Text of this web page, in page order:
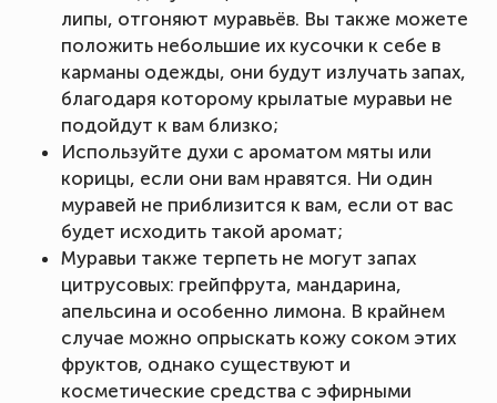
липы, отгоняют муравьёв. Вы также можете
положить небольшие их кусочки к себе в
карманы одежды, они будут излучать запах,
благодаря которому крылатые муравьи не
подойдут к вам близко;
Используйте духи с ароматом мяты или
корицы, если они вам нравятся. Ни один
муравей не приблизится к вам, если от вас
будет исходить такой аромат;
Муравьи также терпеть не могут запах
цитрусовых: грейпфрута, мандарина,
апельсина и особенно лимона. В крайнем
случае можно опрыскать кожу соком этих
фруктов, однако существуют и
косметические средства с эфирными